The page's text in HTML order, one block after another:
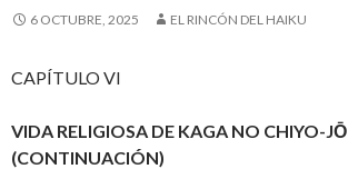
6 OCTUBRE, 2025 EL RINCÓN DEL HAIKU
CAPÍTULO VI
VIDA RELIGIOSA DE KAGA NO CHIYO-JŌ
(CONTINUACIÓN)